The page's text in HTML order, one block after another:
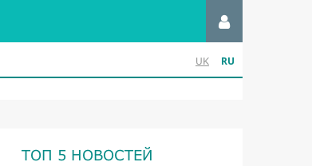
UK RU
ТОП 5 НОВОСТЕЙ